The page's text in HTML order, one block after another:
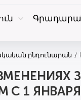
ընդունարան
С 1